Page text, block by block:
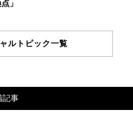
」
ルトピック一覧
記事